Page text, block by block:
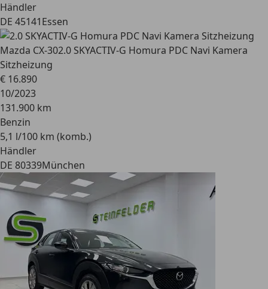
Händler
DE 45141Essen
Mazda CX-302.0 SKYACTIV-G Homura PDC Navi Kamera
Sitzheizung
€ 16.890
10/2023
131.900 km
Benzin
5,1 l/100 km (komb.)
Händler
DE 80339München